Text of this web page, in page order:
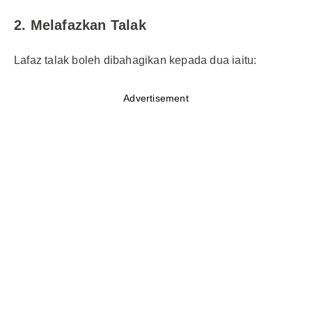
2. Melafazkan Talak
Lafaz talak boleh dibahagikan kepada dua iaitu:
Advertisement